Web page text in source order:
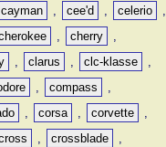
cayman , cee'd , celerio
,
, cherry
,
, clarus , clc-klasse
,
, compass
,
, corsa , corvette
,
, crossblade
,